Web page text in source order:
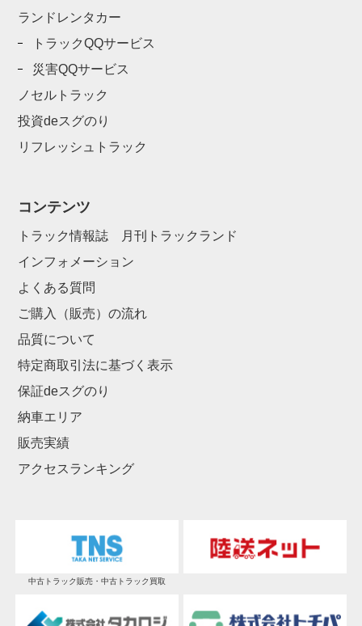
ランドレンタカー
トラックQQサービス
災害QQサービス
ノセルトラック
投資deスグのり
リフレッシュトラック
コンテンツ
トラック情報誌 月刊トラックランド
インフォメーション
よくある質問
ご購入（販売）の流れ
品質について
特定商取引法に基づく表示
保証deスグのり
納車エリア
販売実績
アクセスランキング
中古トラック販売・中古トラック買取